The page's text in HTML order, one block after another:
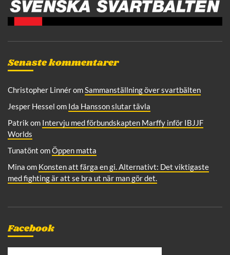
Senaste kommentarer
Christopher LinnéromSammanställning över svartbälten
Jesper Hessel om Ida Hansson slutar tävla
Patrik om Intervju med förbundskapten Marffy inför IBJJF
Worlds
Tunatönt omÖppen matta
Mina om Konsten att färga en gi. Alternativt: Det viktigaste
med fighting är att se bra ut när man gör det.
Facebook